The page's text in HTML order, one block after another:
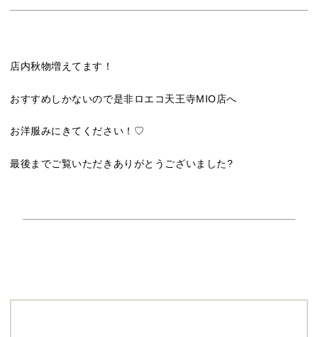
店内秋物増えてます！
おすすめしかないので是非ロエコ天王寺MIO店へ
お洋服みにきてください！♡
最後までご覧いただきありがとうございました?